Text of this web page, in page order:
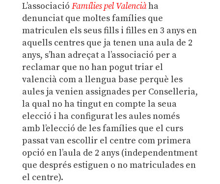
L’associació Famílies pel Valenciàha
denunciat que moltes famílies que
matriculen els seus fills i filles en 3 anys en
aquells centres que ja tenen una aula de 2
anys, s’han adreçat a l’associació per a
reclamar que no han pogut triar el
valencià com a llengua base perquè les
aules ja venien assignades per Conselleria,
la qual no ha tingut en compte la seua
elecció i ha configurat les aules només
amb l’elecció de les famílies que el curs
passat van escollir el centre com primera
opció en l’aula de 2 anys (independentment
que després estiguen o no matriculades en
el centre).